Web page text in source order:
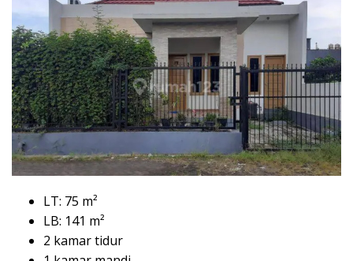
LT: 75 m²
LB: 141 m²
2 kamar tidur